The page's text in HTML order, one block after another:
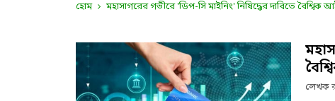
হোম মহাসাগরের গভীরে 'ডিপ-সি মাইনিং' নিষিদ্ধের দাবিতে
লেখক